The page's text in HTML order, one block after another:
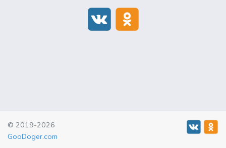
© 2019-2026
GooDoger.com